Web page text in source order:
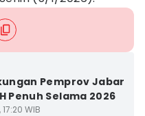
Pemprov Jabar
Penuh Selama 2026
WIB